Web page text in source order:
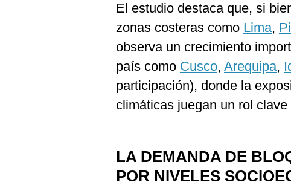
El estudio destaca que, si
zonas costeras como Lima,
observa un crecimiento
país como Cusco, Arequipa,
participación), donde la
climáticas juegan un rol
LA DEMANDA DE
POR NIVELES